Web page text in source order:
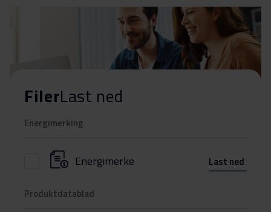
FilerLast ned
Energimerking
Energimerke Last ned
Produktdatablad